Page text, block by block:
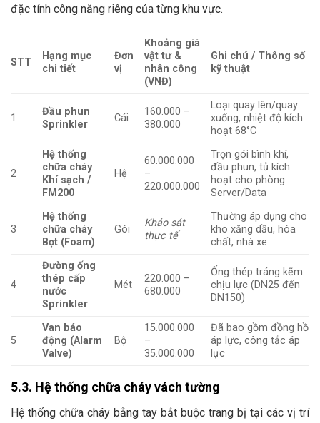
đặc tính công năng riêng của từng khu vực.
STT
Hạng mục
chi tiết
Đơn
vị
Khoảng giá
vật tư &
nhân công
(VNĐ)
Ghi chú / Thông số
kỹ thuật
1
Đầu phun
Sprinkler
Cái
160.000 –
380.000
Loại quay lên/quay
xuống, nhiệt độ kích
hoạt 68°C
2
Hệ thống
chữa cháy
Khí sạch /
FM200
Hệ
60.000.000
–
220.000.000
Trọn gói bình khí,
đầu phun, tủ kích
hoạt cho phòng
Server/Data
3
Hệ thống
chữa cháy
Bọt (Foam)
Gói
Khảo sát
thực tế
Thường áp dụng cho
kho xăng dầu, hóa
chất, nhà xe
4
Đường ống
thép cấp
nước
Sprinkler
Mét
220.000 –
680.000
Ống thép tráng kẽm
chịu lực (DN25 đến
DN150)
5
Van báo
động (Alarm
Valve)
Bộ
15.000.000
–
35.000.000
Đã bao gồm đồng hồ
áp lực, công tắc áp
lực
5.3. Hệ thống chữa cháy vách tường
Hệ thống chữa cháy bằng tay bắt buộc trang bị tại các vị trí